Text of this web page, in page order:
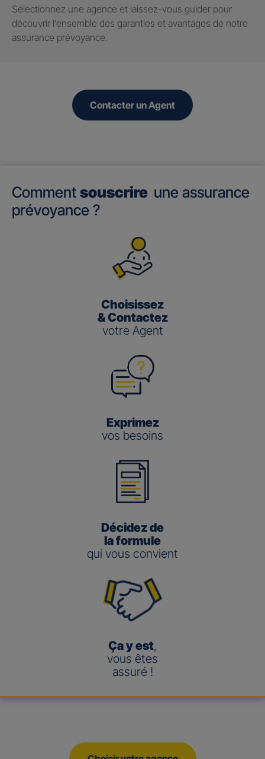
Sélectionnez une agence et laissez-vous guider pour
découvrir l’ensemble des garanties et avantages de notre
assurance prévoyance.
Contacter un Agent
Comment souscrire une assurance
prévoyance ?
Choisissez
& Contactez
votre Agent
Exprimez
vos besoins
Décidez de
la formule
qui vous convient
Ça y est,
vous êtes
assuré !